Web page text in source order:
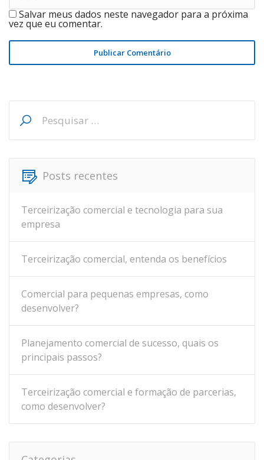
Salvar meus dados neste navegador para a próxima
vez que eu comentar.
Publicar Comentário
Pesquisar
por:
Posts recentes
Terceirização comercial e tecnologia para sua
empresa
Terceirização comercial, entenda os benefícios
Comercial para pequenas empresas, como
desenvolver?
Planejamento comercial de sucesso, quais os
principais passos?
Terceirização comercial e formação de parcerias,
como desenvolver?